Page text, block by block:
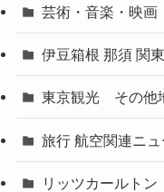
芸術・音楽・映画
伊豆箱根 那須 関
東京観光 その他
旅行 航空関連ニュ
リッツカールトン